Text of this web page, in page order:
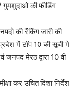
गुमशुदाओ की फीडिंग
की रैंकिंग जारी की
में टॉप 10 की सूची मे
जनपद मेरठ द्वारा 10 वी
कर उचित दिशा निर्देश